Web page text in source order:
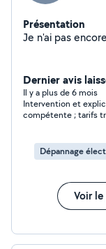
Présentation
Dernier avis
Il y a plus de 6 mois
Intervention et
compétente ; tarifs
Dépannage
Voir